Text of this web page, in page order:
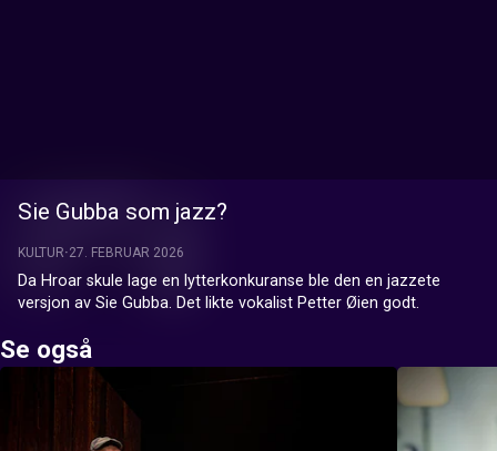
Sie Gubba som jazz?
KULTUR 27. FEBRUAR 2026
Da Hroar skule lage en lytterkonkuranse ble den en jazzete
versjon av Sie Gubba. Det likte vokalist Petter Øien godt.
Se også